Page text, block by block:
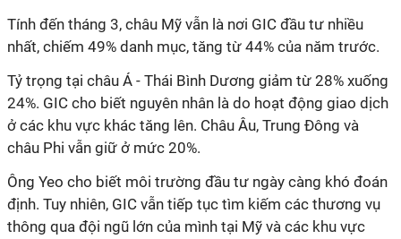
Tính đến tháng 3, châu Mỹ vẫn là nơi GIC đầu tư nhiều
nhất, chiếm 49% danh mục, tăng từ 44% của năm trước.
Tỷ trọng tại châu Á - Thái Bình Dương giảm từ 28% xuống
24%. GIC cho biết nguyên nhân là do hoạt động giao dịch
ở các khu vực khác tăng lên. Châu Âu, Trung Đông và
châu Phi vẫn giữ ở mức 20%.
Ông Yeo cho biết môi trường đầu tư ngày càng khó đoán
định. Tuy nhiên, GIC vẫn tiếp tục tìm kiếm các thương vụ
thông qua đội ngũ lớn của mình tại Mỹ và các khu vực